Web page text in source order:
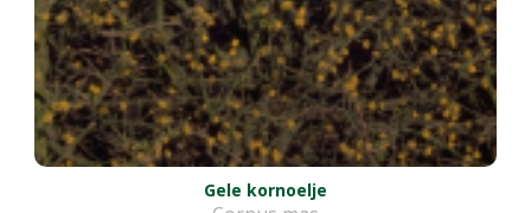
Gele kornoelje